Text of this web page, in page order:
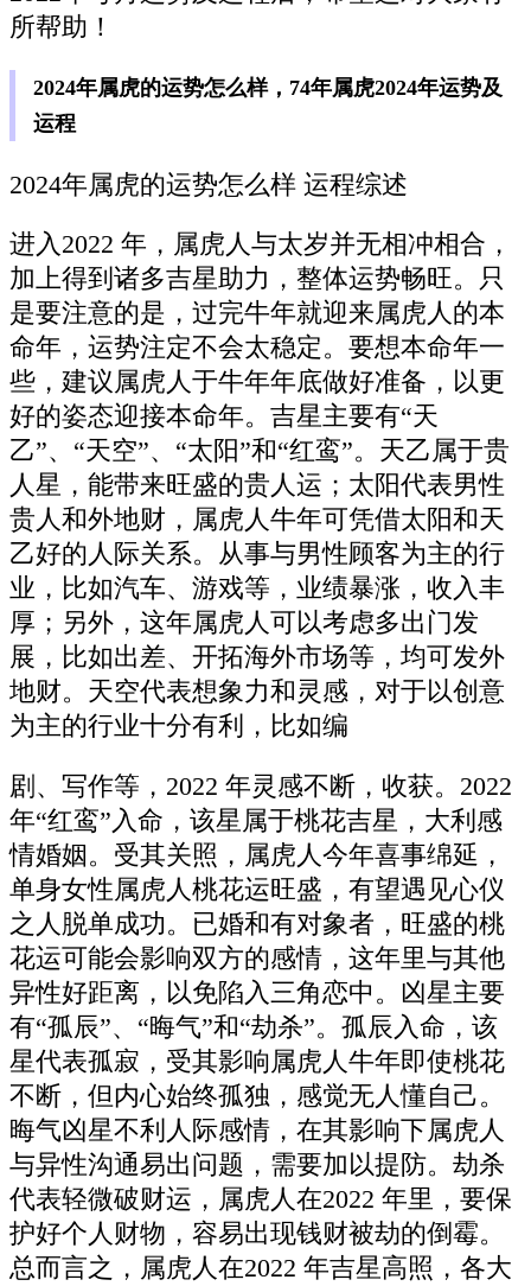
所帮助！
2024年属虎的运势怎么样，74年属虎2024年运势及
运程
2024年属虎的运势怎么样 运程综述
进入2022 年，属虎人与太岁并无相冲相合，
加上得到诸多吉星助力，整体运势畅旺。只
是要注意的是，过完牛年就迎来属虎人的本
命年，运势注定不会太稳定。要想本命年一
些，建议属虎人于牛年年底做好准备，以更
好的姿态迎接本命年。吉星主要有“天
乙”、“天空”、“太阳”和“红鸾”。天乙属于贵
人星，能带来旺盛的贵人运；太阳代表男性
贵人和外地财，属虎人牛年可凭借太阳和天
乙好的人际关系。从事与男性顾客为主的行
业，比如汽车、游戏等，业绩暴涨，收入丰
厚；另外，这年属虎人可以考虑多出门发
展，比如出差、开拓海外市场等，均可发外
地财。天空代表想象力和灵感，对于以创意
为主的行业十分有利，比如编
剧、写作等，2022 年灵感不断，收获。2022
年“红鸾”入命，该星属于桃花吉星，大利感
情婚姻。受其关照，属虎人今年喜事绵延，
单身女性属虎人桃花运旺盛，有望遇见心仪
之人脱单成功。已婚和有对象者，旺盛的桃
花运可能会影响双方的感情，这年里与其他
异性好距离，以免陷入三角恋中。凶星主要
有“孤辰”、“晦气”和“劫杀”。孤辰入命，该
星代表孤寂，受其影响属虎人牛年即使桃花
不断，但内心始终孤独，感觉无人懂自己。
晦气凶星不利人际感情，在其影响下属虎人
与异性沟通易出问题，需要加以提防。劫杀
代表轻微破财运，属虎人在2022 年里，要保
护好个人财物，容易出现钱财被劫的倒霉。
总而言之，属虎人在2022 年吉星高照，各大